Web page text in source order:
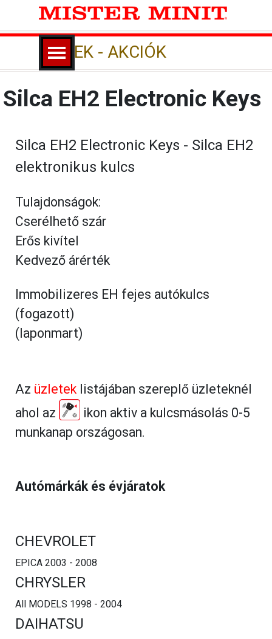
Tartalomhoz ugrás
HÍREK - AKCIÓK
Ugrás a menüre
Silca EH2 Electronic Keys
Silca EH2 Electronic Keys - Silca EH2
elektronikus kulcs
Tulajdonságok:
Cserélhető szár
Erős kivítel
Kedvező árérték
Immobilizeres EH fejes autókulcs
(fogazott)
(laponmart)
Az üzletek listájában szereplő üzleteknél
ahol az
ikon aktiv a kulcsmásolás 0-5
munkanap országosan.
Autómárkák és évjáratok
CHEVROLET
EPICA 2003 - 2008
CHRYSLER
All MODELS 1998 - 2004
DAIHATSU